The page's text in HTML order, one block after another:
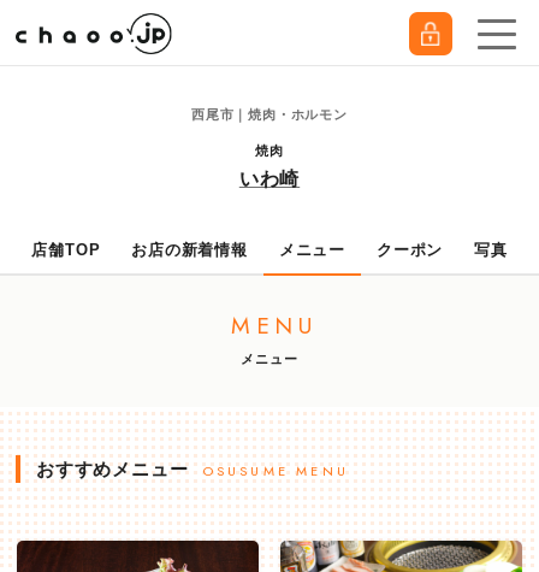
西尾市｜焼肉・ホルモン
焼肉
いわ崎
店舗TOP お店の新着情報 メニュー クーポン 写真
MENU
メニュー
おすすめメニュー OSUSUME MENU